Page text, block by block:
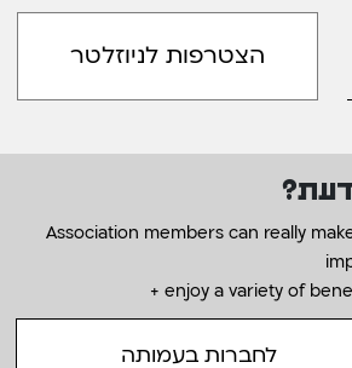
Association members can really
+ enjoy a variety of
לחברות בעמותה